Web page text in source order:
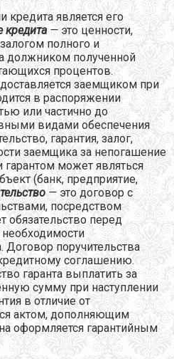
является его
кредита — это ценности,
полного и
должником полученной
процентов.
заемщиком при
в распоряжении
или частично до
видами обеспечения
гарантия, залог,
заемщика за непогашение
гарантом может являться
(банк, предприятие,
— это договор с
посредством
обязательство перед
поручительства
соглашению.
гаранта выплатить за
сумму при наступлении
в отличие от
актом, дополняющим
оформляется гарантийным